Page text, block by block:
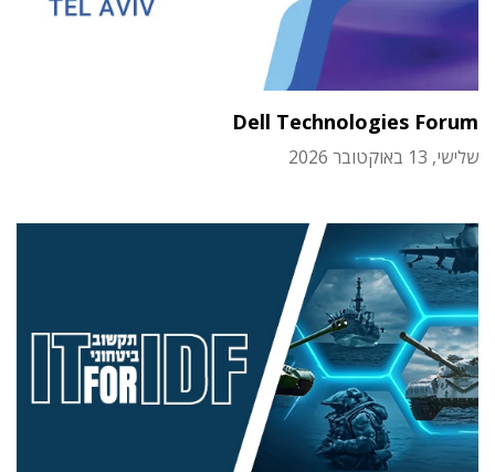
Dell Technologies Forum
שלישי, 13 באוקטובר 2026